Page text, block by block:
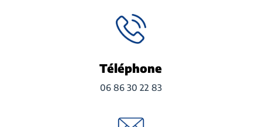
Téléphone
06 86 30 22 83